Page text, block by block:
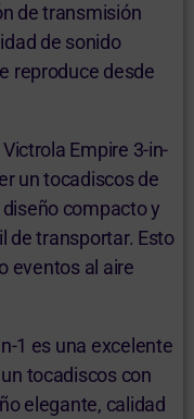
de transmisión
de sonido
reproduce desde
Empire 3-in-
un tocadiscos de
compacto y
de transportar. Esto
eventos al aire
1 es una excelente
tocadiscos con
elegante, calidad